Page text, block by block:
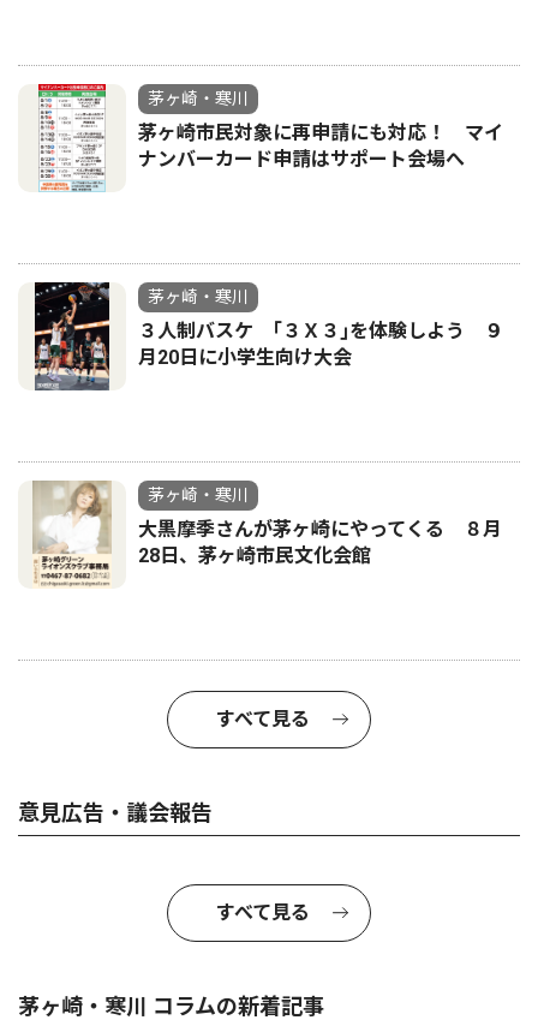
茅ヶ崎・寒川
茅ヶ崎市民対象に再申請にも対応！ マイ
ナンバーカード申請はサポート会場へ
茅ヶ崎・寒川
３人制バスケ ｢３Ｘ３｣を体験しよう ９
月20日に小学生向け大会
茅ヶ崎・寒川
大黒摩季さんが茅ヶ崎にやってくる ８月
28日、茅ヶ崎市民文化会館
すべて見る
意見広告・議会報告
すべて見る
茅ヶ崎・寒川 コラムの新着記事